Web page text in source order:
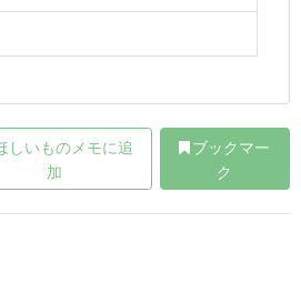
しいものメモに追
加
ブックマー
ク